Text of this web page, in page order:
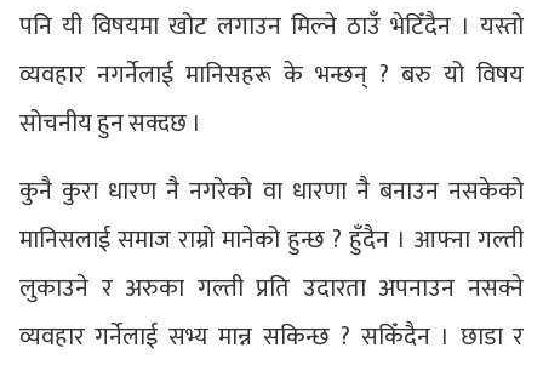
पनि यी विषयमा खोट लगाउन मिल्ने ठाउँ भेटिँदैन । यस्तो
व्यवहार नगर्नेलाई मानिसहरू के भन्छन् ? बरु यो विषय
सोचनीय हुन सक्दछ ।
कुनै कुरा धारण नै नगरेको वा धारणा नै बनाउन नसकेको
मानिसलाई समाज राम्रो मानेको हुन्छ ? हुँदैन । आफ्ना गल्ती
लुकाउने र अरुका गल्ती प्रति उदारता अपनाउन नसक्ने
व्यवहार गर्नेलाई सभ्य मान्न सकिन्छ ? सकिँदैन । छाडा र